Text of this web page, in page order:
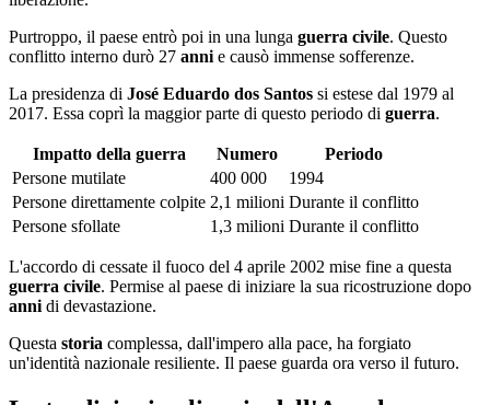
Purtroppo, il paese entrò poi in una lunga guerra civile. Questo
conflitto interno durò 27 anni e causò immense sofferenze.
La presidenza di José Eduardo dos Santos si estese dal 1979 al
2017. Essa coprì la maggior parte di questo periodo di guerra.
Impatto della guerra Numero
Periodo
Persone mutilate
400 000
1994
Persone direttamente colpite 2,1 milioni Durante il conflitto
Persone sfollate
1,3 milioni Durante il conflitto
L'accordo di cessate il fuoco del 4 aprile 2002 mise fine a questa
guerra civile. Permise al paese di iniziare la sua ricostruzione dopo
anni di devastazione.
Questa storia complessa, dall'impero alla pace, ha forgiato
un'identità nazionale resiliente. Il paese guarda ora verso il futuro.